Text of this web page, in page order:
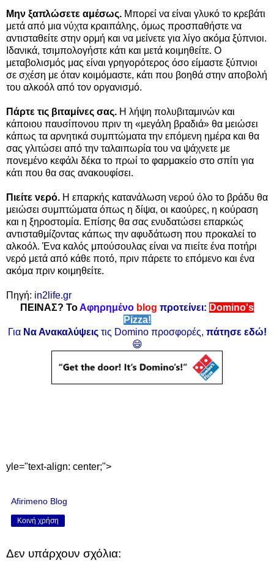
Μην ξαπλώσετε αμέσως. Μπορεί να είναι γλυκό το κρεβάτι
μετά από μια νύχτα κραιπάλης, όμως προσπαθήστε να
αντισταθείτε στην ορμή και να μείνετε για λίγο ακόμα ξύπνιοι.
Ιδανικά, τσιμπολογήστε κάτι και μετά κοιμηθείτε. Ο
μεταβολισμός μας είναι γρηγορότερος όσο είμαστε ξύπνιοι
σε σχέση με όταν κοιμόμαστε, κάτι που βοηθά στην αποβολή
του αλκοόλ από τον οργανισμό.
Πάρτε τις βιταμίνες σας. Η λήψη πολυβιταμινών και
κάποιου παυσίπονου πριν τη «μεγάλη βραδιά» θα μειώσει
κάπως τα αρνητικά συμπτώματα την επόμενη ημέρα και θα
σας γλιτώσει από την ταλαιπωρία του να ψάχνετε με
πονεμένο κεφάλι δέκα το πρωί το φαρμακείο στο σπίτι για
κάτι που θα σας ανακουφίσει.
Πιείτε νερό. Η επαρκής κατανάλωση νερού όλο το βράδυ θα
μειώσει συμπτώματα όπως η δίψα, οι καούρες, η κούραση
και η ξηροστομία. Επίσης θα σας ενυδατώσει επαρκώς
αντισταθμίζοντας κάπως την αφυδάτωση που προκαλεί το
αλκοόλ. Ένα καλός μπούσουλας είναι να πιείτε ένα ποτήρι
νερό μετά από κάθε ποτό, πριν πάρετε το επόμενο και ένα
ακόμα πριν κοιμηθείτε.
Πηγή: in2life.gr
ΠΕΙΝΑΣ? ΤοΑφηρημένο blog προτείνει: Domino's
Pizza!
Για Να Ανακαλύψειςτις Domino προσφορές, πάτησε εδώ!
😄
yle="text-align: center;">
Afirimeno Blog
Κοινή χρήση
Δεν υπάρχουν σχόλια: